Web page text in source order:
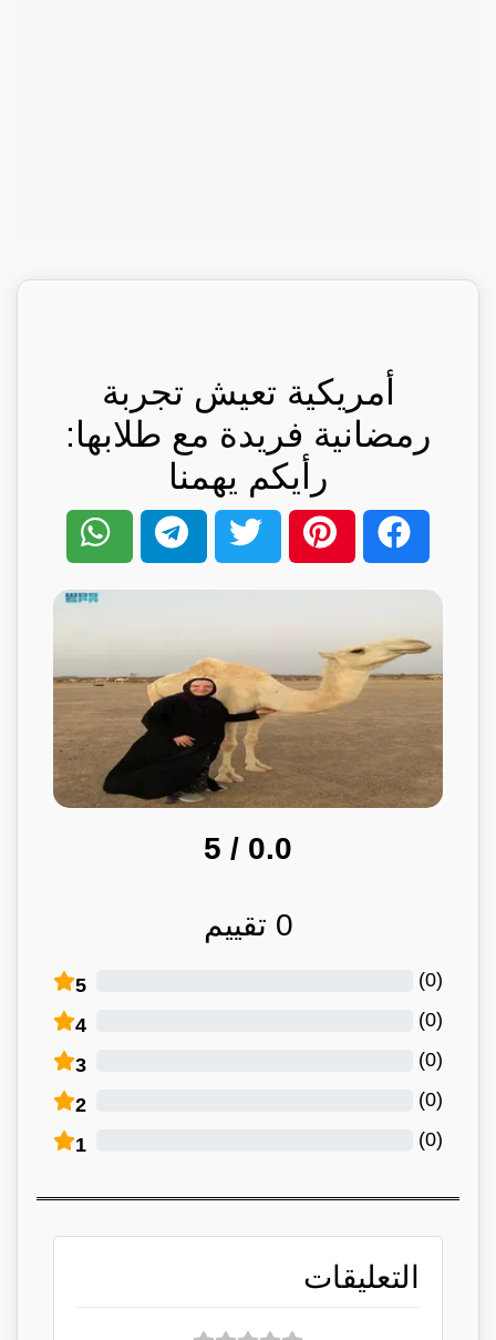
أمريكية تعيش تجربة
رمضانية فريدة مع طلابها:
رأيكم يهمنا
0.0
/ 5
0 تقييم
5 (
0
)
4 (
0
)
3 (
0
)
2 (
0
)
1 (
0
)
التعليقات